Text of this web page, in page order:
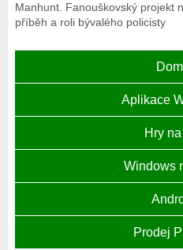
Manhunt. Fanouškovský projekt
příběh a roli bývalého policisty
Aplikace
Hry
Windows
Prodej